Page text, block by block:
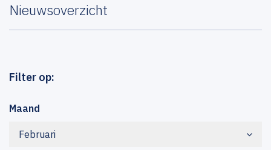
Nieuwsoverzicht
Filter op:
Maand
Februari